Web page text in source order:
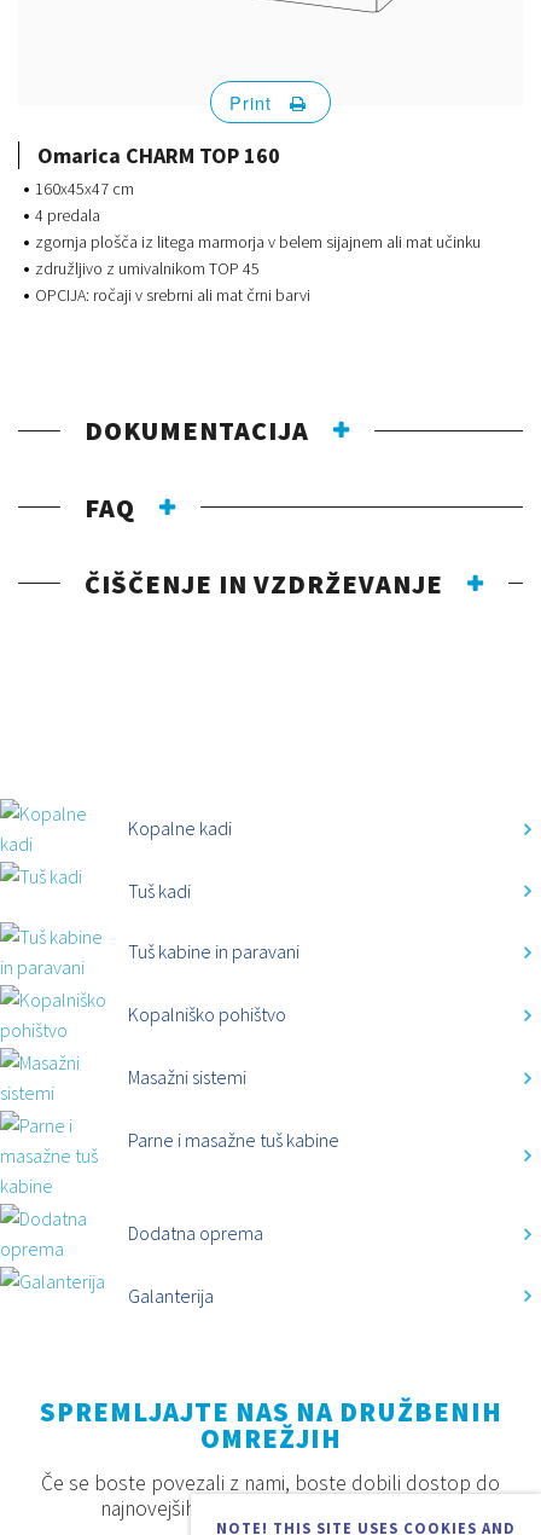
Omarica CHARM TOP 160
160x45x47 cm
4 predala
zgornja plošča iz litega marmorja v belem sijajnem ali mat učinku
združljivo z umivalnikom TOP 45
OPCIJA: ročaji v srebrni ali mat črni barvi
Print
DOKUMENTACIJA
FAQ
ČIŠČENJE IN VZDRŽEVANJE
Kopalne kadi
Tuš kadi
Tuš kabine in paravani
Kopalniško pohištvo
Masažni sistemi
Parne i masažne tuš kabine
Dodatna oprema
Galanterija
NOTE! THIS SITE USES COOKIES AND
SPREMLJAJTE NAS NA DRUŽBENIH
OMREŽJIH
Če se boste povezali z nami, boste dobili dostop do
najnovejših proizvodov, akcij in novosti.